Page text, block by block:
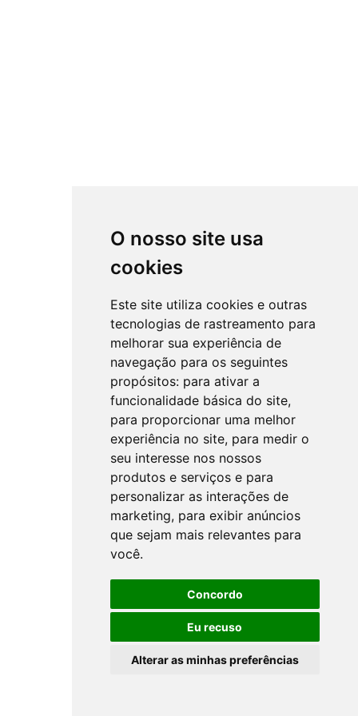
O nosso site usa
cookies
Este site utiliza cookies e outras
tecnologias de rastreamento para
melhorar sua experiência de
navegação para os seguintes
propósitos: para ativar a
funcionalidade básica do site,
para proporcionar uma melhor
experiência no site, para medir o
seu interesse nos nossos
produtos e serviços e para
personalizar as interações de
marketing, para exibir anúncios
que sejam mais relevantes para
você.
Concordo
Eu recuso
Alterar as minhas preferências